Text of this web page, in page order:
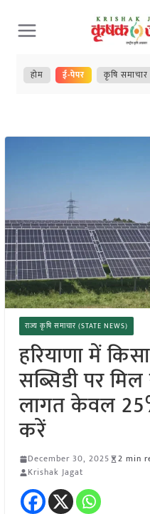
Skip
to
content
होम ई-पेपर कृषि समाचार
राज्य कृषि समाचार (STATE NEWS)
हरियाणा में
सब्सिडी पर
लागत केवल
करें
December 30, 2025 2 min
Krishak Jagat